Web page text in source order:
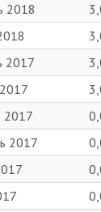
2018
2017
2017
2017